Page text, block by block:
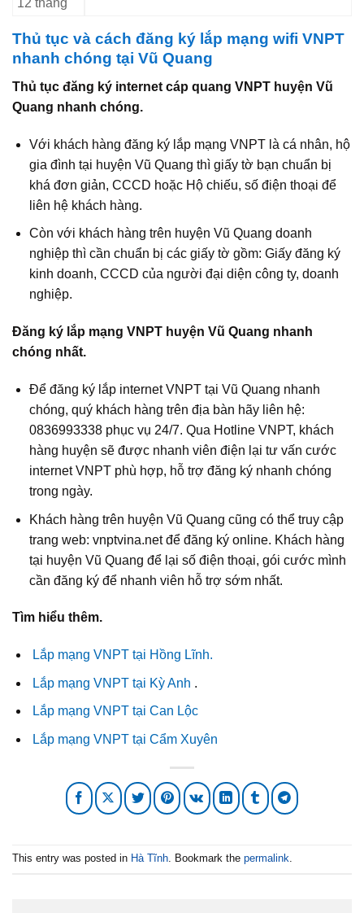
12 tháng
Thủ tục và cách đăng ký lắp mạng wifi VNPT
nhanh chóng tại Vũ Quang
Thủ tục đăng ký internet cáp quang VNPT huyện Vũ
Quang nhanh chóng.
Với khách hàng đăng ký lắp mạng VNPT là cá nhân, hộ
gia đình tại huyện Vũ Quang thì giấy tờ bạn chuẩn bị
khá đơn giản, CCCD hoặc Hộ chiếu, số điện thoại để
liên hệ khách hàng.
Còn với khách hàng trên huyện Vũ Quang doanh
nghiệp thì cần chuẩn bị các giấy tờ gồm: Giấy đăng ký
kinh doanh, CCCD của người đại diện công ty, doanh
nghiệp.
Đăng ký lắp mạng VNPT huyện Vũ Quang nhanh
chóng nhất.
Để đăng ký lắp internet VNPT tại Vũ Quang nhanh
chóng, quý khách hàng trên địa bàn hãy liên hệ:
0836993338 phục vụ 24/7. Qua Hotline VNPT, khách
hàng huyện sẽ được nhanh viên điện lại tư vấn cước
internet VNPT phù hợp, hỗ trợ đăng ký nhanh chóng
trong ngày.
Khách hàng trên huyện Vũ Quang cũng có thể truy cập
trang web: vnptvina.net để đăng ký online. Khách hàng
tại huyện Vũ Quang để lại số điện thoại, gói cước mình
cần đăng ký để nhanh viên hỗ trợ sớm nhất.
Tìm hiểu thêm.
Lắp mạng VNPT tại Hồng Lĩnh.
Lắp mạng VNPT tại Kỳ Anh .
Lắp mạng VNPT tại Can Lộc
Lắp mạng VNPT tại Cẩm Xuyên
This entry was posted in Hà Tĩnh. Bookmark the permalink.